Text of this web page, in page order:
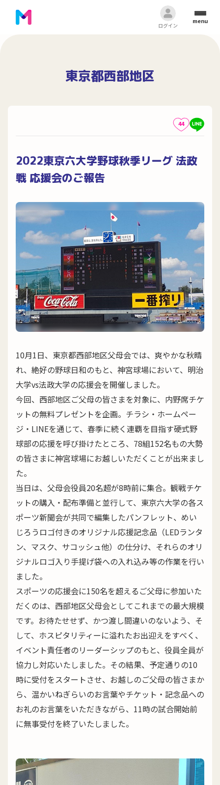
ログイン
menu
東京都西部地区
44
2022東京六大学野球秋季リーグ 法政
戦 応援会のご報告
10月1日、東京都西部地区父母会では、爽やかな秋晴
れ、絶好の野球日和のもと、神宮球場において、明治
大学vs法政大学の応援会を開催しました。
今回、西部地区ご父母の皆さまを対象に、内野席チケ
ットの無料プレゼントを企画。チラシ・ホームペー
ジ・LINEを通じて、春季に続く連覇を目指す硬式野
球部の応援を呼び掛けたところ、78組152名もの大勢
の皆さまに神宮球場にお越しいただくことが出来まし
た。
当日は、父母会役員20名超が8時前に集合。観戦チケ
ットの購入・配布準備と並行して、東京六大学の各ス
ポーツ新聞会が共同で編集したパンフレット、めい
じろうロゴ付きのオリジナル応援記念品（LEDランタ
ン、マスク、サコッシュ他）の仕分け、それらのオリ
ジナルロゴ入り手提げ袋への入れ込み等の作業を行い
ました。
スポーツの応援会に150名を超えるご父母に参加いた
だくのは、西部地区父母会としてこれまでの最大規模
です。お待たせせず、かつ渡し間違いのないよう、そ
して、ホスピタリティーに溢れたお出迎えをすべく、
イベント責任者のリーダーシップのもと、役員全員が
協力し対応いたしました。その結果、予定通りの10
時に受付をスタートさせ、お越しのご父母の皆さまか
ら、温かいねぎらいのお言葉やチケット・記念品への
お礼のお言葉をいただきながら、11時の試合開始前
に無事受付を終了いたしました。